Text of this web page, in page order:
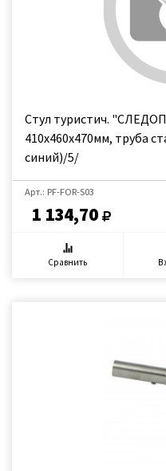
Стул туристич.
410х460х470мм, труба
синий)/5/
Арт.: PF-FOR-S03
1 134,70
Сравнить В